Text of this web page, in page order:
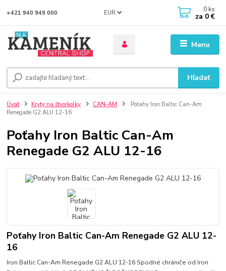
Menu
EUR
Hľadať
+421 940 949 000 0 ks
za 0 €
Úvod Kryty na štvorkolky CAN-AM
Poťahy Iron Baltic Can-Am
Renegade G2 ALU 12-16
Poťahy Iron Baltic Can-Am
Renegade G2 ALU 12-16
Poťahy Iron Baltic Can-Am Renegade G2 ALU 12-
16
Iron Baltic Can-Am Renegade G2 ALU 12-16 Spodné chrániče od Iron